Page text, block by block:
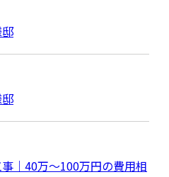
｜40万〜100万円の費用相